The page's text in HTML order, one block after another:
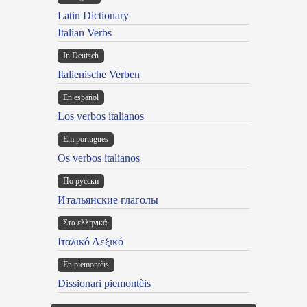
Latin Dictionary
Italian Verbs
In Deutsch
Italienische Verben
En español
Los verbos italianos
Em portugues
Os verbos italianos
По русски
Итальянские глаголы
Στα ελληνικά
Ιταλικό Λεξικό
Ën piemontèis
Dissionari piemontèis